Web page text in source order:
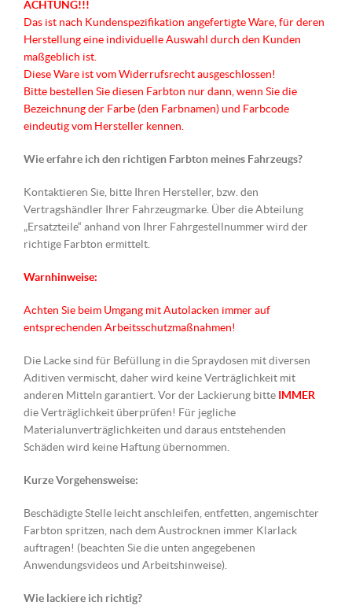
ACHTUNG!!!
Das ist nach Kundenspezifikation angefertigte Ware, für deren
Herstellung eine individuelle Auswahl durch den Kunden
maßgeblich ist.
Diese Ware ist vom Widerrufsrecht ausgeschlossen!
Bitte bestellen Sie diesen Farbton nur dann, wenn Sie die
Bezeichnung der Farbe (den Farbnamen) und Farbcode
eindeutig vom Hersteller kennen.
Wie erfahre ich den richtigen Farbton meines Fahrzeugs?
Kontaktieren Sie, bitte Ihren Hersteller, bzw. den
Vertragshändler Ihrer Fahrzeugmarke. Über die Abteilung
„Ersatzteile“ anhand von Ihrer Fahrgestellnummer wird der
richtige Farbton ermittelt.
Warnhinweise:
Achten Sie beim Umgang mit Autolacken immer auf
entsprechenden Arbeitsschutzmaßnahmen!
Die Lacke sind für Befüllung in die Spraydosen mit diversen
Aditiven vermischt, daher wird keine Verträglichkeit mit
anderen Mitteln garantiert. Vor der Lackierung bitte IMMER
die Verträglichkeit überprüfen! Für jegliche
Materialunverträglichkeiten und daraus entstehenden
Schäden wird keine Haftung übernommen.
Kurze Vorgehensweise:
Beschädigte Stelle leicht anschleifen, entfetten, angemischter
Farbton spritzen, nach dem Austrocknen immer Klarlack
auftragen! (beachten Sie die unten angegebenen
Anwendungsvideos und Arbeitshinweise).
Wie lackiere ich richtig?